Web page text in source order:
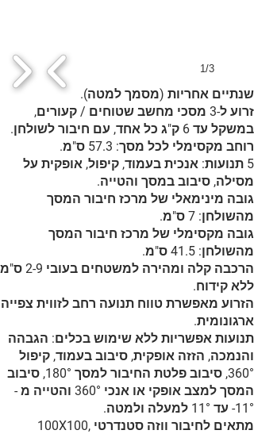
1/3
שנתיים אחריות (מסמך למטה).
זרוע ל-3 מסכי מחשב שטוחים / קעורים,
במשקל עד 6 ק"ג כל אחד, עם חיבור לשולחן.
רוחב מקסימלי לכל מסך: 57.3 ס"מ.
5 תנועות: אנכית בעמוד, קיפול, אופקית על
מסילה, סיבוב במסך והטייה.
גובה מינימאלי של מרכז חיבור המסך
מהשולחן: 7 ס"מ.
גובה מקסימלי של מרכז חיבור המסך
מהשולחן: 41.5 ס"מ.
הרכבה קלה ומהירה למשטחים בעובי 2-9 ס"מ
ללא קידוח.
הזרוע מאפשרת טווח תנועה רחב לזווית צפייה
ארגונומית.
תנועות אפשריות ללא שימוש בכלים: הגבהה
והנמכה, הזזה אופקית, סיבוב בעמוד, קיפול
360°, סיבוב פלטת החיבור למסך 180°, סיבוב
המסך למצב אופקי או אנכי 360° והטייה מ -
11°- עד 11° למעלה ולמטה.
מתאים לחיבור ווזה סטנדרטי 100X100,